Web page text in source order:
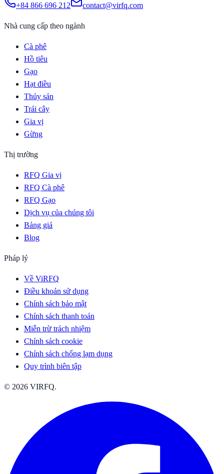
+84 866 696 212 contact@virfq.com
Nhà cung cấp theo ngành
Cà phê
Hồ tiêu
Gạo
Hạt điều
Thủy sản
Trái cây
Gia vị
Gừng
Thị trường
RFQ Gia vị
RFQ Cà phê
RFQ Gạo
Dịch vụ của chúng tôi
Bảng giá
Blog
Pháp lý
Về ViRFQ
Điều khoản sử dụng
Chính sách bảo mật
Chính sách thanh toán
Miễn trừ trách nhiệm
Chính sách cookie
Chính sách chống lạm dụng
Quy trình biên tập
© 2026 VIRFQ.